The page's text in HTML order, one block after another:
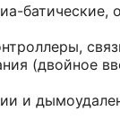
батические,
(двойное
и